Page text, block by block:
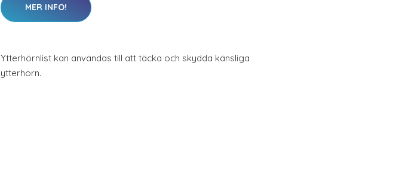
MER INFO!
Ytterhörnlist kan användas till att täcka och skydda känsliga
ytterhörn.